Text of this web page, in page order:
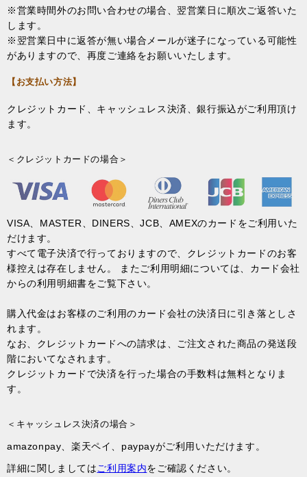
※営業時間外のお問い合わせの場合、翌営業日に順次ご返答いた
します。
※翌営業日中に返答が無い場合メールが迷子になっている可能性
がありますので、再度ご連絡をお願いいたします。
【お支払い方法】
クレジットカード、キャッシュレス決済、銀行振込がご利用頂け
ます。
＜クレジットカードの場合＞
VISA、MASTER、DINERS、JCB、AMEXのカードをご利用いた
だけます。
すべて電子決済で行っておりますので、クレジットカードのお客
様控えは存在しません。 またご利用明細については、カード会社
からの利用明細書をご覧下さい。
購入代金はお客様のご利用のカード会社の決済日に引き落としさ
れます。
なお、クレジットカードへの請求は、ご注文された商品の発送段
階においてなされます。
クレジットカードで決済を行った場合の手数料は無料となりま
す。
＜キャッシュレス決済の場合＞
amazonpay、楽天ペイ、paypayがご利用いただけます。
詳細に関しましてはご利用案内をご確認ください。